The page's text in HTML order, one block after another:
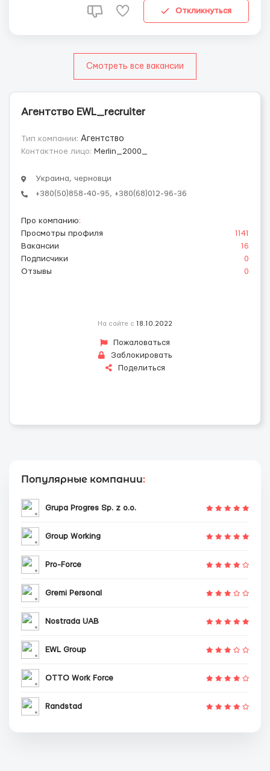
Откликнуться
Смотреть все вакансии
Агентство EWL_recruiter
Тип компании: Агентство
Контактное лицо: Merlin_2000_
Украина, черновци
+380(50)858-40-95, +380(68)012-96-36
Про компанию:
Просмотры профиля
1141
Вакансии
16
Подписчики
0
Отзывы
0
На сайте с 18.10.2022
Пожаловаться
Заблокировать
Поделиться
Популярные компании:
Grupa Progres Sp. z o.o.
Group Working
Pro-Force
Gremi Personal
Nostrada UAB
EWL Group
OTTO Work Force
Randstad